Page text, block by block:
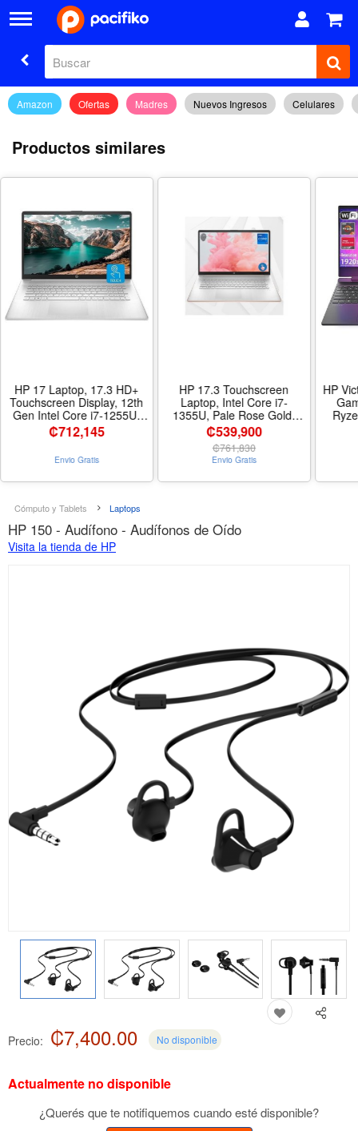
Amazon Ofertas Madres Nuevos Ingresos Celulares
Productos similares
HP 17 Laptop, 17.3 HD+
Touchscreen Display, 12th
Gen Intel Core i7-1255U,
64GB RAM, 2TB SSD,
Webcam, HDMI,
SuperSpeed USB Ports, Wi-
Fi 6, Windows 11 Home,
Silver - Tamaño 64GB RAM
₡712,145
Envio Gratis
HP 17.3 Touchscreen
Laptop, Intel Core i7-
1355U, Pale Rose Gold,
32GB RAM, 1TB SSD,
Webcam, HDMI, Backlit
Keyboard, Fingerprint
Reader, Wi-Fi 6, Windows
11 Home - Tamaño 32GB
₡539,900
₡761,830
Envio Gratis
HP
Cómputo y Tablets Laptops
HP 150 - Audífono - Audífonos de Oído
Visita la tienda de HP
Precio: ₡7,400.00 No disponible
Actualmente no disponible
¿Querés que te notifiquemos cuando esté disponible?